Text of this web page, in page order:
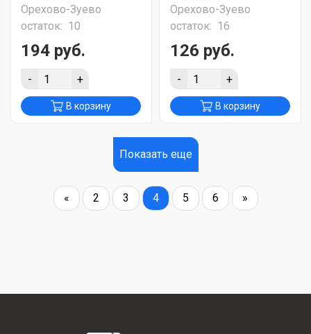
Орехово-Зуево
остаток: 10
194 руб.
- +
В корзину
Орехово-Зуево
остаток: 16
126 руб.
- +
В корзину
Показать еще
« 2 3 4 5 6 »